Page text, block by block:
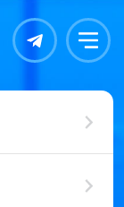
Контакты Меню